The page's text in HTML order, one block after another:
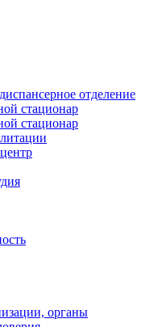
отделение
стационар
стационар
органы